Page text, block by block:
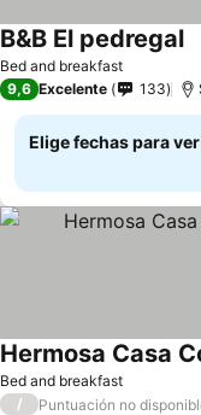
Bed and breakfast
B&B El pedregal
9,6 Excelente 133
Elige fechas para
Bed and breakfast
/ Puntuación no